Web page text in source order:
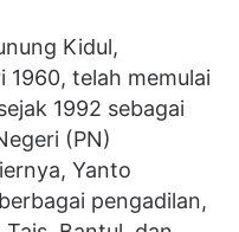
Kidul,
1960, telah memulai
1992 sebagai
(PN)
Yanto
pengadilan,